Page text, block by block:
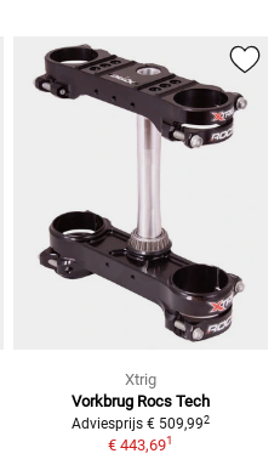
Xtrig
Vorkbrug Rocs Tech
Adviesprijs € 509,992
€ 443,691